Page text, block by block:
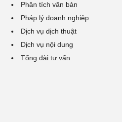
Phân tích văn bản
Pháp lý doanh nghiệp
Dịch vụ dịch thuật
Dịch vụ nội dung
Tổng đài tư vấn